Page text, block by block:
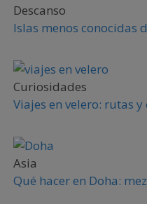
Descanso
Islas menos conocidas
Curiosidades
Viajes en velero: rutas
Asia
Qué hacer en Doha: